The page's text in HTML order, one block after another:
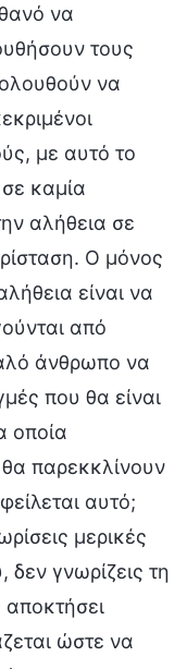
να
τους
να
με αυτό το
καμία
αλήθεια σε
Ο μόνος
είναι να
από
άνθρωπο να
που θα είναι
οποία
παρεκκλίνουν
αυτό;
μερικές
δεν γνωρίζεις τη
ώστε να